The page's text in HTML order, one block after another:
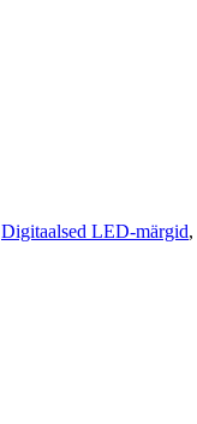
Digitaalsed LED-märgid,